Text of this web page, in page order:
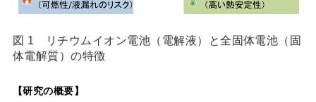
図 1 リチウムイオン電池（電解液）と全固体電池（固
体電解質）の特徴
【研究の概要】